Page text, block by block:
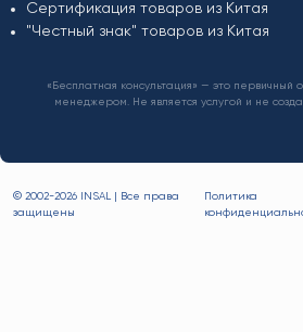
Сертификация товаров из Китая
"Честный знак" товаров из Китая
«Бесплатная консультация» — это первичный
менеджером. Не является услугой и не
© 2002-2026 INSAL | Все права
защищены
Политика